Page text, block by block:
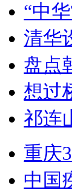
“中
清华
盘点
想过
祁连
重庆
中国